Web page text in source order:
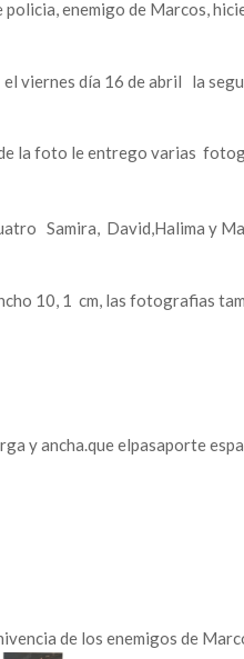
enemigo de Marcos,
viernes día 16 de abril la
la foto le entrego varias
Samira, David,Halima y
10, 1 cm, las fotografias
y ancha.que elpasaporte
de los enemigos de